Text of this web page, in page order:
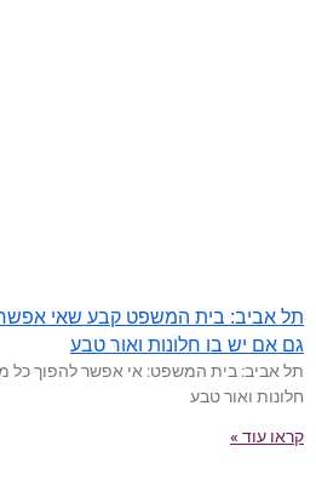
תל אביב: בית המשפט קבע שאי
גם אם יש בו חלונות ואור טבע
תל אביב: בית המשפט: אי אפשר להפוך כל
חלונות ואור טבע
קראו עוד »